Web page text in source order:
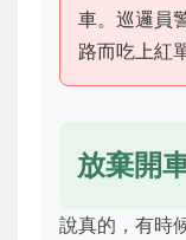
車。巡邏員
路而吃上紅
放棄開
說真的，有時